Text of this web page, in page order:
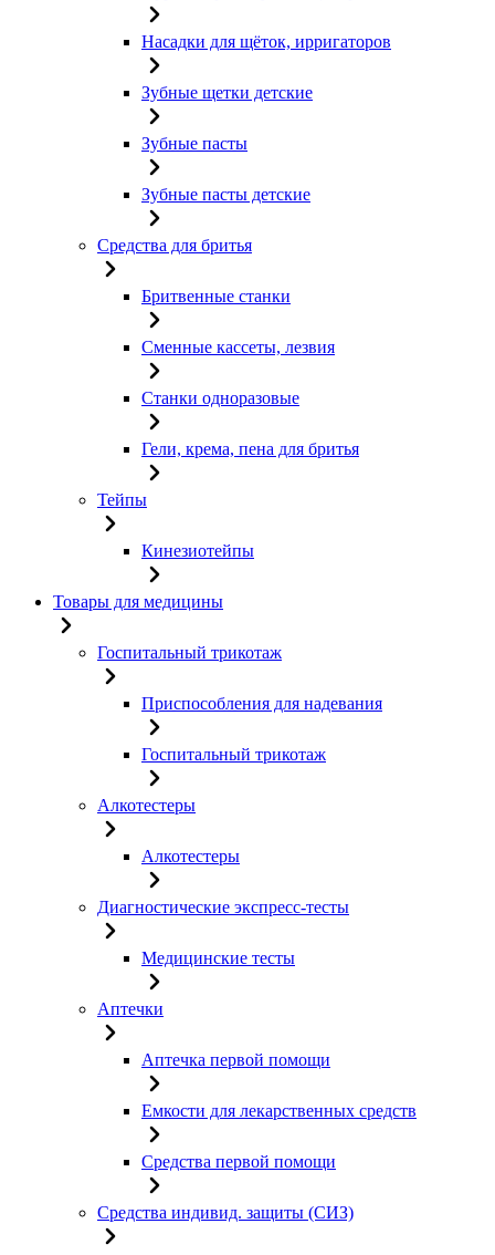
Насадки для щёток, ирригаторов
Зубные щетки детские
Зубные пасты
Зубные пасты детские
Средства для бритья
Бритвенные станки
Сменные кассеты, лезвия
Станки одноразовые
Гели, крема, пена для бритья
Тейпы
Кинезиотейпы
Товары для медицины
Госпитальный трикотаж
Приспособления для надевания
Госпитальный трикотаж
Алкотестеры
Алкотестеры
Диагностические экспресс-тесты
Медицинские тесты
Аптечки
Аптечка первой помощи
Емкости для лекарственных средств
Средства первой помощи
Средства индивид. защиты (СИЗ)